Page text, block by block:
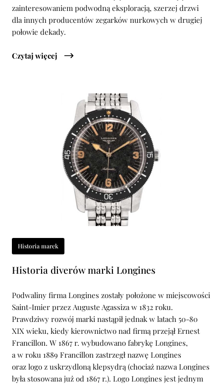
zainteresowaniem podwodną eksploracją, szerzej drzwi
dla innych producentów zegarków nurkowych w drugiej
połowie dekady.
Czytaj więcej
Historia marek
Historia diverów marki Longines
Podwaliny firma Longines zostały położone w miejscowości
Saint-Imier przez Auguste Agassiza w 1832 roku.
Prawdziwy rozwój marki nastąpił jednak w latach 50-80
XIX wieku, kiedy kierownictwo nad firmą przejął Ernest
Francillon. W 1867 r. wybudowano fabrykę Longines,
a w roku 1889 Francillon zastrzegł nazwę Longines
oraz logo z uskrzydloną klepsydrą (chociaż nazwa Longines
była stosowana już od 1867 r.). Logo Longines jest jednym